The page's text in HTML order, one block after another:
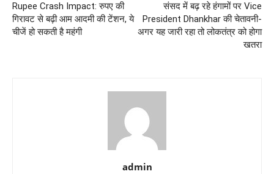
Rupee Crash Impact: रुपए की
गिरावट से बढ़ी आम आदमी की टेंशन, ये
चीजें हो सकती है महंगी
संसद में बढ़ रहे हंगामों पर Vice
President Dhankhar की चेतावनी-
अगर यह जारी रहा तो लोकतंत्र को होगा
खतरा
admin